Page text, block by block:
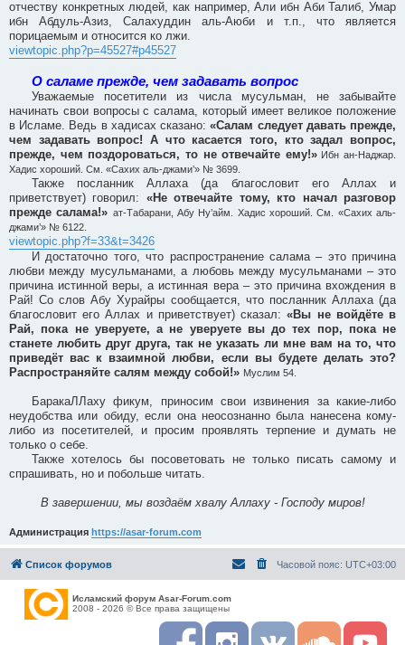
отчеству конкретных людей, как например, Али ибн Аби Талиб, Умар
ибн Абдуль-Азиз, Салахуддин аль-Аюби и т.п., что является
порицаемым и относится ко лжи.
viewtopic.php?p=45527#p45527
О саламе прежде, чем задавать вопрос
Уважаемые посетители из числа мусульман, не забывайте
начинать свои вопросы с салама, который имеет великое положение
в Исламе. Ведь в хадисах сказано:«Салам следует давать прежде,
чем задавать вопрос! А что касается того, кто задал вопрос,
прежде, чем поздороваться, то не отвечайте ему!»Ибн ан-Наджар.
Хадис хороший. См. «Сахих аль-джами’» № 3699.
Также посланник Аллаха (да благословит его Аллах и
приветствует) говорил: «Не отвечайте тому, кто начал разговор
прежде салама!» ат-Табарани, Абу Ну’айм. Хадис хороший. См. «Сахих аль-
джами’» № 6122.
viewtopic.php?f=33&t=3426
И достаточно того, что распространение салама – это причина
любви между мусульманами, а любовь между мусульманами – это
причина истинной веры, а истинная вера – это причина вхождения в
Рай! Со слов Абу Хурайры сообщается, что посланник Аллаха (да
благословит его Аллах и приветствует) сказал:«Вы не войдёте в
Рай, пока не уверуете, а не уверуете вы до тех пор, пока не
станете любить друг друга, так не указать ли мне вам на то, что
приведёт вас к взаимной любви, если вы будете делать это?
Распространяйте салям между собой!» Муслим 54.
БаракаЛЛаху фикум, приносим свои извинения за какие-либо
неудобства или обиду, если она неосознанно была нанесена кому-
либо из посетителей, и просим проявлять терпение и думать не
только о себе.
Также хотелось бы посоветовать не только писать самому и
спрашивать, но и побольше читать.
В завершении, мы воздаём хвалу Аллаху - Господу миров!
Администрация https://asar-forum.com
Список форумов Часовой пояс: UTC+03:00
Исламский форум Asar-Forum.com
2008 - 2026 © Все права защищены